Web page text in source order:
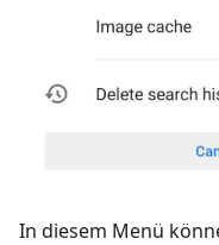
In diesem Menü